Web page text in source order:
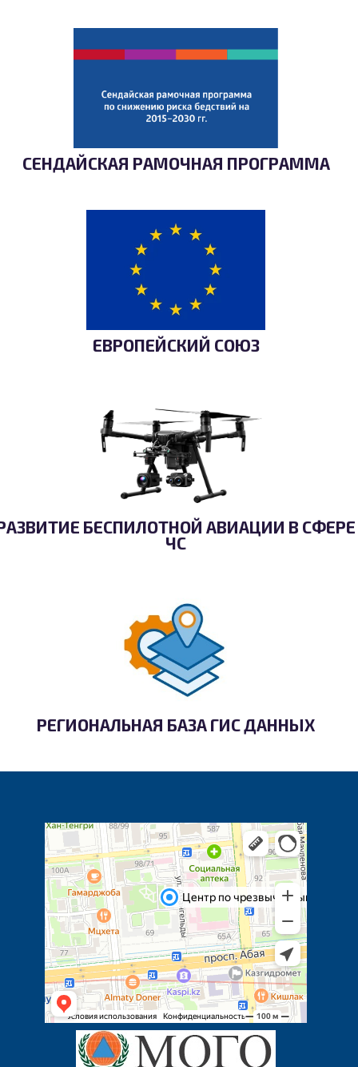
СЕНДАЙСКАЯ РАМОЧНАЯ ПРОГРАММА
ЕВРОПЕЙСКИЙ СОЮЗ
БЕСПИЛОТНОЙ АВИАЦИИ В СФЕРЕ
ЧС
РЕГИОНАЛЬНАЯ БАЗА ГИС ДАННЫХ